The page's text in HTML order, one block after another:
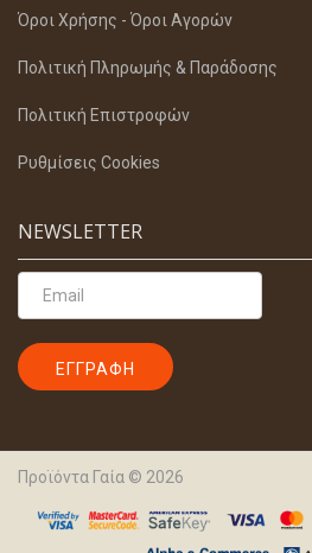
Όροι Χρήσης - Όροι Αγορών
Πολιτική Πληρωμής & Παράδοσης
Πολιτική Επιστροφών
Ρυθμίσεις Cookies
NEWSLETTER
Προϊόντα Γαία © 2026